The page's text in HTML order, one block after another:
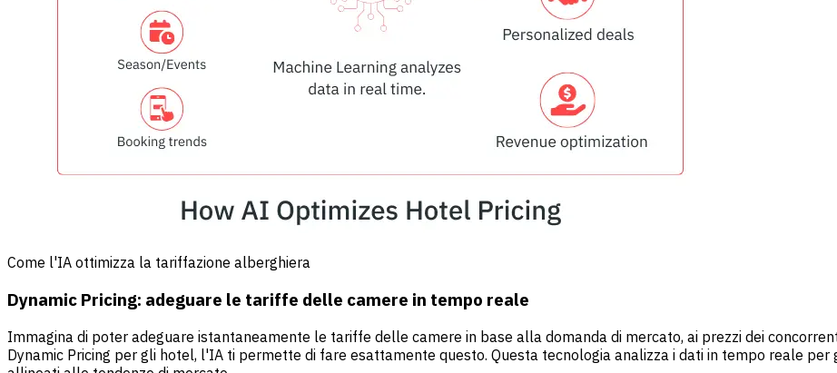
Come l'IA ottimizza la tariffazione alberghiera
Dynamic Pricing: adeguare le tariffe delle camere in tempo reale
Immagina di poter adeguare istantaneamente le tariffe delle camere in base alla domanda di mercato, ai prezzi dei
Dynamic Pricing per gli hotel, l'IA ti permette di fare esattamente questo. Questa tecnologia analizza i dati in tempo reale